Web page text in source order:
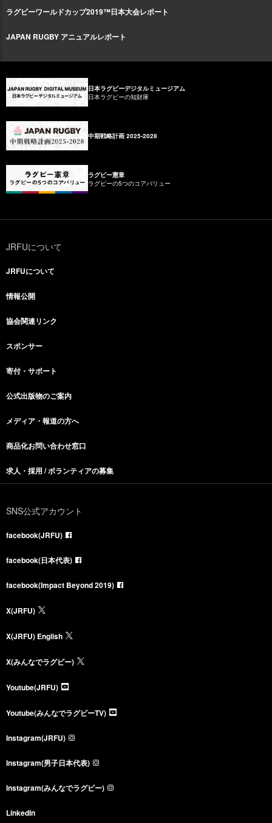
ラグビーワールドカップ2019™日本大会レポート
JAPAN RUGBY アニュアルレポート
日本ラグビーデジタルミュージアム
日本ラグビーの知財庫
中期戦略計画 2025-2028
ラグビー憲章
ラグビーの5つのコアバリュー
JRFUについて
JRFUについて
情報公開
協会関連リンク
スポンサー
寄付・サポート
公式出版物のご案内
メディア・報道の方へ
商品化お問い合わせ窓口
求人・採用 / ボランティアの募集
SNS公式アカウント
facebook(JRFU)
facebook(日本代表)
facebook(Impact Beyond 2019)
X(JRFU)
X(JRFU) English
X(みんなでラグビー)
Youtube(JRFU)
Youtube(みんなでラグビーTV)
Instagram(JRFU)
Instagram(男子日本代表)
Instagram(みんなでラグビー)
LinkedIn